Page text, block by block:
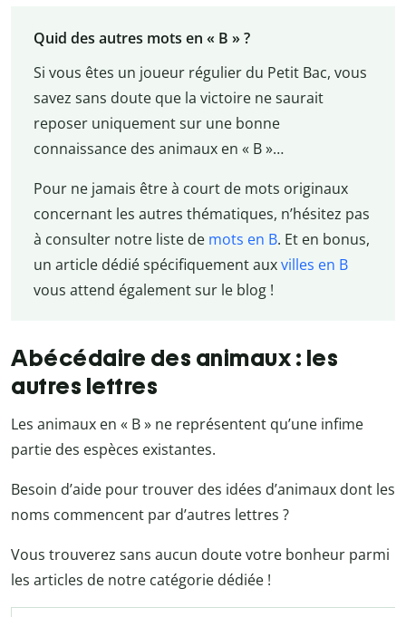
Quid des autres mots en « B » ?
Si vous êtes un joueur régulier du Petit Bac, vous
savez sans doute que la victoire ne saurait
reposer uniquement sur une bonne
connaissance des animaux en « B »…
Pour ne jamais être à court de mots originaux
concernant les autres thématiques, n’hésitez pas
à consulter notre liste de mots en B. Et en bonus,
un article dédié spécifiquement auxvilles en B
vous attend également sur le blog !
Abécédaire des animaux : les
autres lettres
Les animaux en « B » ne représentent qu’une infime
partie des espèces existantes.
Besoin d’aide pour trouver des idées d’animaux dont les
noms commencent par d’autres lettres ?
Vous trouverez sans aucun doute votre bonheur parmi
les articles de notre catégorie dédiée !